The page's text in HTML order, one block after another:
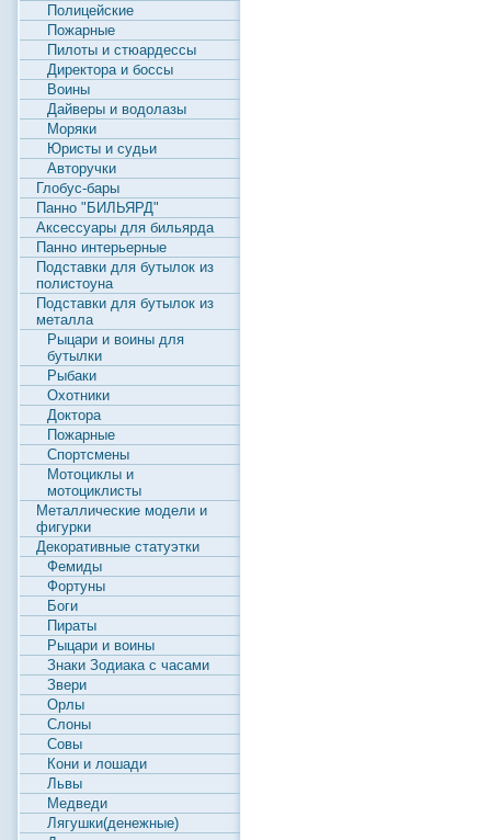
Полицейские
Пожарные
Пилоты и стюардессы
Директора и боссы
Воины
Дайверы и водолазы
Моряки
Юристы и судьи
Авторучки
Глобус-бары
Панно "БИЛЬЯРД"
Аксессуары для бильярда
Панно интерьерные
Подставки для бутылок из
полистоуна
Подставки для бутылок из
металла
Рыцари и воины для
бутылки
Рыбаки
Охотники
Доктора
Пожарные
Спортсмены
Мотоциклы и
мотоциклисты
Металлические модели и
фигурки
Декоративные статуэтки
Фемиды
Фортуны
Боги
Пираты
Рыцари и воины
Знаки Зодиака с часами
Звери
Орлы
Слоны
Совы
Кони и лошади
Львы
Медведи
Лягушки(денежные)